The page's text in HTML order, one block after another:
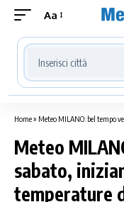
Aa
Cerca località
Home» Meteo MILANO: bel tempo
Meteo
sabato,
temperature